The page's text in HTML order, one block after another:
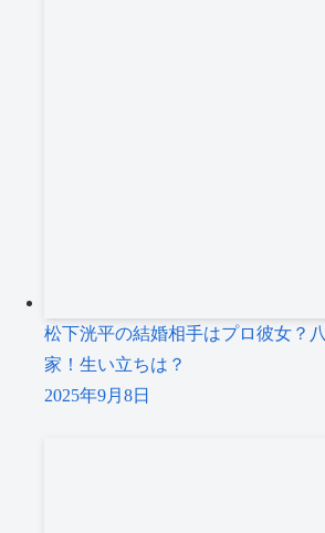
松下洸平の結婚相手はプロ彼女？
家！生い立ちは？
2025年9月8日